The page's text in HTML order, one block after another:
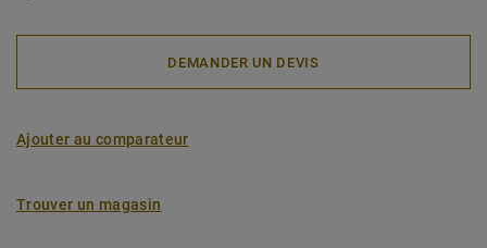
DEMANDER UN DEVIS
Ajouter au comparateur
Trouver un magasin